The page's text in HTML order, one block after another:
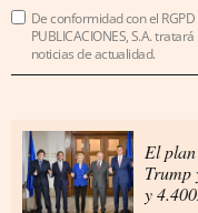
De conformidad con el RGPD
PUBLICACIONES, S.A.
noticias de actualidad.
El
Trump
y